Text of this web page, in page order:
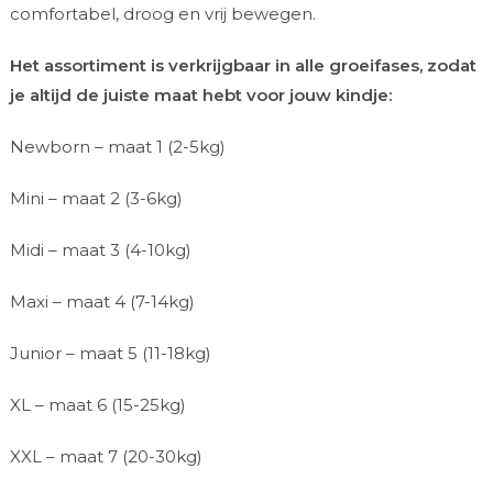
comfortabel, droog en vrij bewegen.
Het assortiment is verkrijgbaar in alle groeifases, zodat
je altijd de juiste maat hebt voor jouw kindje:
Newborn – maat 1 (2-5kg)
Mini – maat 2 (3-6kg)
Midi – maat 3 (4-10kg)
Maxi – maat 4 (7-14kg)
Junior – maat 5 (11-18kg)
XL – maat 6 (15-25kg)
XXL – maat 7 (20-30kg)